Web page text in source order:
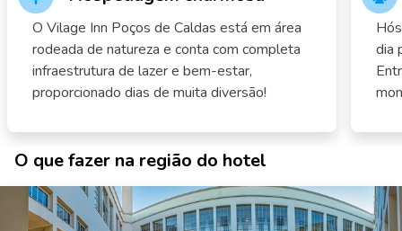
O Vilage Inn Poços de Caldas está em área
rodeada de natureza e conta com completa
infraestrutura de lazer e bem-estar,
proporcionado dias de muita diversão!
dia
O que fazer na região do hotel